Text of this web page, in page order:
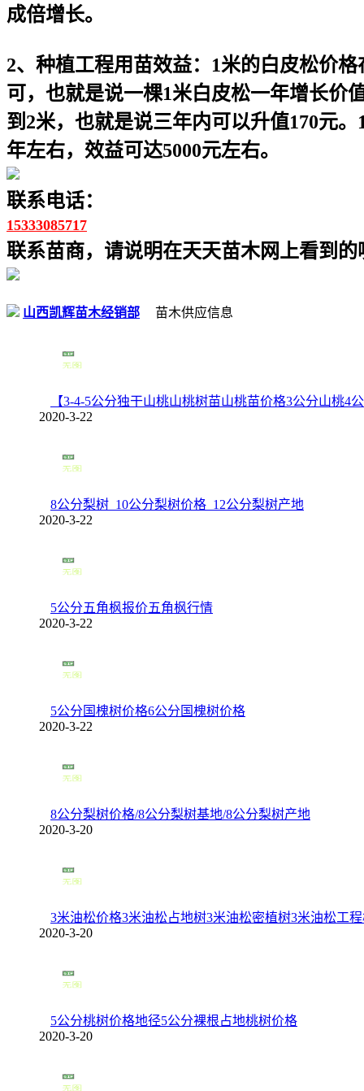
成倍增长。
2、种植工程用苗效益：1米的白皮松价
可，也就是说一棵1米白皮松一年增长价
到2米，也就是说三年内可以升值170元
年左右，效益可达5000元左右。
联系电话：
15333085717
联系苗商，请说明在天天苗木网上看到的
山西凯辉苗木经销部 苗木供应信息
【3-4-5公分独干山桃山桃树苗山桃苗价格3公分山桃4
2020-3-22
8公分梨树_10公分梨树价格_12公分梨树产地
2020-3-22
5公分五角枫报价五角枫行情
2020-3-22
5公分国槐树价格6公分国槐树价格
2020-3-22
8公分梨树价格/8公分梨树基地/8公分梨树产地
2020-3-20
3米油松价格3米油松占地树3米油松密植树3米油松工
2020-3-20
5公分桃树价格地径5公分裸根占地桃树价格
2020-3-20